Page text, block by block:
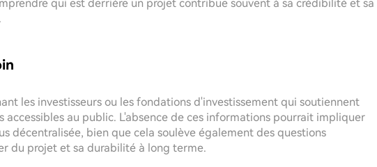
qui est derrière un projet contribue souvent à sa crédibilité et sa
les investisseurs ou les fondations d'investissement qui soutiennent
accessibles au public. L'absence de ces informations pourrait impliquer
décentralisée, bien que cela soulève également des questions
du projet et sa durabilité à long terme.